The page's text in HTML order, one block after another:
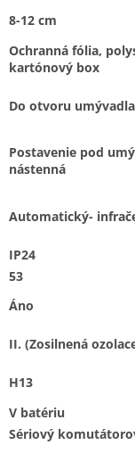
8-12 cm
Ochranná fólia,
kartónový box
Do otvoru umývadla
Postavenie pod
nástenná
Automatický-
IP24
53
Áno
II. (Zosilnená
H13
V batériu
Sériový